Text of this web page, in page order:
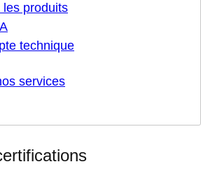
produits
technique
services